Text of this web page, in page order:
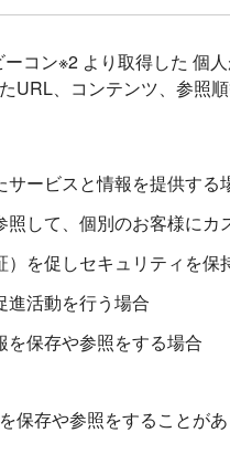
コン※2 より取得した 個
、コンテンツ、参照順
ービスと情報を提供する
して、個別のお客様に
を促しセキュリティを保
進活動を行う場合
保存や参照をする場合
存や参照をすることがあ